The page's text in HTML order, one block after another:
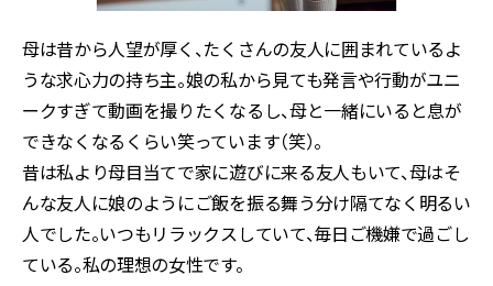
母は昔から人望が厚く、たくさんの友人に囲まれているよ
うな求心力の持ち主。娘の私から見ても発言や行動がユニ
ークすぎて動画を撮りたくなるし、母と一緒にいると息が
できなくなるくらい笑っています（笑）。
昔は私より母目当てで家に遊びに来る友人もいて、母はそ
んな友人に娘のようにご飯を振る舞う分け隔てなく明るい
人でした。いつもリラックスしていて、毎日ご機嫌で過ごし
ている。私の理想の女性です。